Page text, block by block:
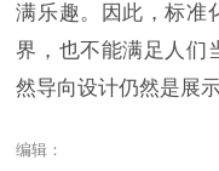
满乐趣。因此，标准
界，也不能满足人们
然导向设计仍然是展
编辑：